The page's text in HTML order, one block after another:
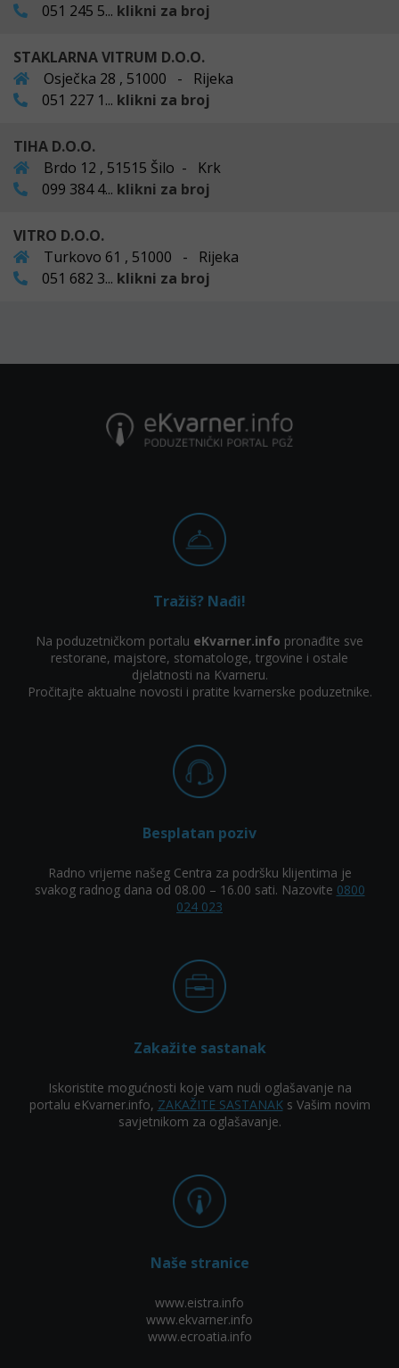
051 245 5... klikni za broj
STAKLARNA VITRUM D.O.O.
Osječka 28 , 51000 - Rijeka
051 227 1... klikni za broj
TIHA D.O.O.
Brdo 12 , 51515 Šilo - Krk
099 384 4... klikni za broj
VITRO D.O.O.
Turkovo 61 , 51000 - Rijeka
051 682 3... klikni za broj
Tražiš? Nađi!
Na poduzetničkom portalu eKvarner.info pronađite sve
restorane, majstore, stomatologe, trgovine i ostale
djelatnosti na Kvarneru.
Pročitajte aktualne novosti i pratite kvarnerske poduzetnike.
Besplatan poziv
Radno vrijeme našeg Centra za podršku klijentima je
svakog radnog dana od 08.00 – 16.00 sati. Nazovite 0800
024 023
Zakažite sastanak
Iskoristite mogućnosti koje vam nudi oglašavanje na
portalu eKvarner.info, ZAKAŽITE SASTANAKs Vašim novim
savjetnikom za oglašavanje.
Naše stranice
www.eistra.info
www.ekvarner.info
www.ecroatia.info